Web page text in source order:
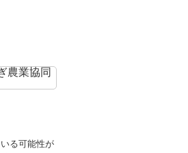
る可能性が